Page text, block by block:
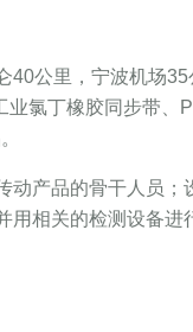
40公里，宁波机场
氯丁橡胶同步带、
动产品的骨干人员；
用相关的检测设备进